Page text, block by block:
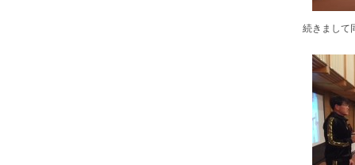
続きまして